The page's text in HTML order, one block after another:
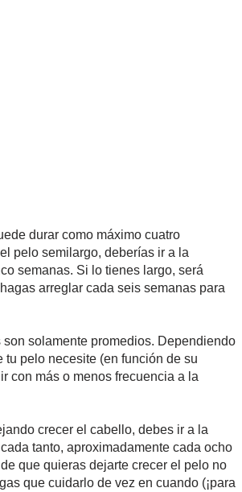
durar como máximo cuatro
pelo semilargo, deberías ir a la
semanas. Si lo tienes largo, será
arreglar cada seis semanas para
son solamente promedios. Dependiendo
tu pelo necesite (en función de su
con más o menos frecuencia a la
crecer el cabello, debes ir a la
tanto, aproximadamente cada ocho
que quieras dejarte crecer el pelo no
que cuidarlo de vez en cuando (¡para